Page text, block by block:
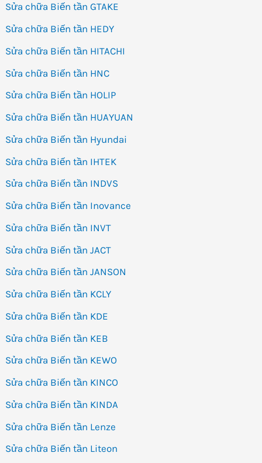
Sửa chữa Biến tần GTAKE
Sửa chữa Biến tần HEDY
Sửa chữa Biến tần HITACHI
Sửa chữa Biến tần HNC
Sửa chữa Biến tần HOLIP
Sửa chữa Biến tần HUAYUAN
Sửa chữa Biến tần Hyundai
Sửa chữa Biến tần IHTEK
Sửa chữa Biến tần INDVS
Sửa chữa Biến tần Inovance
Sửa chữa Biến tần INVT
Sửa chữa Biến tần JACT
Sửa chữa Biến tần JANSON
Sửa chữa Biến tần KCLY
Sửa chữa Biến tần KDE
Sửa chữa Biến tần KEB
Sửa chữa Biến tần KEWO
Sửa chữa Biến tần KINCO
Sửa chữa Biến tần KINDA
Sửa chữa Biến tần Lenze
Sửa chữa Biến tần Liteon